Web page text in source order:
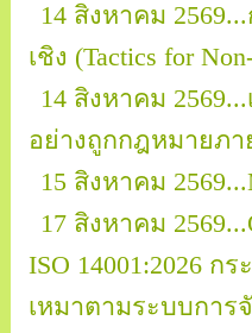
14 สิงหาคม
เชิง (Tactics for
14 สิงหาคม
อย่างถูกกฎหมายภา
15 สิงหาคม
17 สิงหาคม
ISO 14001:2026
เหมาตามระบบการ